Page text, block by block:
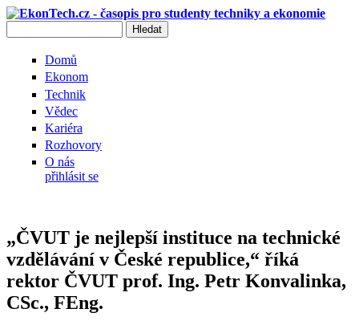
Přejít k hlavnímu obsahu
Domů
Ekonom
Technik
Vědec
Kariéra
Rozhovory
O nás
přihlásit se
„ČVUT je nejlepší instituce na technické
vzdělávání v České republice,“ říká
rektor ČVUT prof. Ing. Petr Konvalinka,
CSc., FEng.